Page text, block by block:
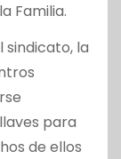
Familia.
sindicato, la
para
de ellos